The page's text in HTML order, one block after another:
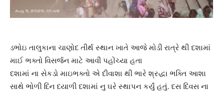
ડભોઇ તાલુકાના ચાણોદ તીર્થ સ્થાન ખાતે આજે મોડી રાત્રે થી દશામાં
માઈ ભક્તો વિસર્જન માટે આવી પહોંચ્યા હતા
દશામાં ના સેકડો માઇભક્તો એ દીવાશા થી ભારે શ્રદ્ધા ભક્તિ આશા
સાથે ભોળી દિન દયાળી દશામાં નુ ઘરે સ્થાપન કર્યું હતું. દસ દિવસ ના